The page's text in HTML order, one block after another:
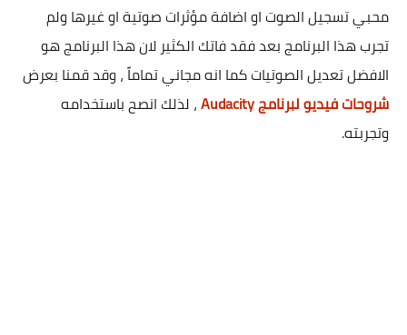
محبي تسجيل الصوت او اضافة مؤثرات صوتية او غيرها ولم
تجرب هذا البرنامج بعد فقد فاتك الكثير لان هذا البرنامج هو
الافضل تعديل الصوتيات كما انه مجاني تماماً ، وقد قمنا بعرض
شروحات فيديو لبرنامج Audacity
، لذلك انصح باستخدامه
وتجربته.